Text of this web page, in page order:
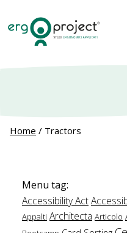
Home / Tractors
Menu tag:
Accessibility Act
Appalti Architecta Articolo